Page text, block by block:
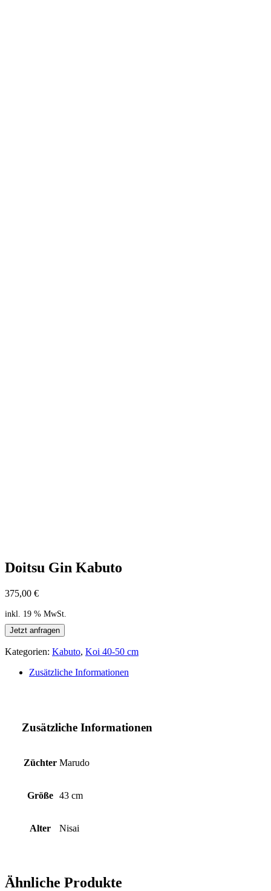
Doitsu Gin Kabuto
375,00 €
inkl. 19 % MwSt.
Jetzt anfragen
Kategorien: Kabuto, Koi 40-50 cm
Zusätzliche Informationen
Zusätzliche Informationen
Züchter Marudo
Größe 43 cm
Alter Nisai
Ähnliche Produkte